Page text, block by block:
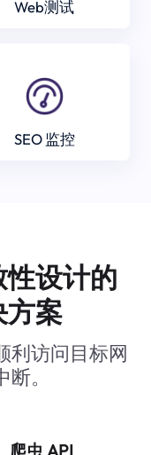
Web测试
SEO 监控
设计的
方案
利访问目标网
。